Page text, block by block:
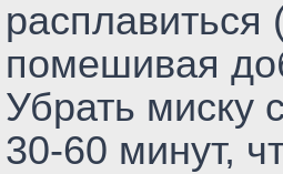
расплавиться
помешивая
Убрать миску
30-60 минут,